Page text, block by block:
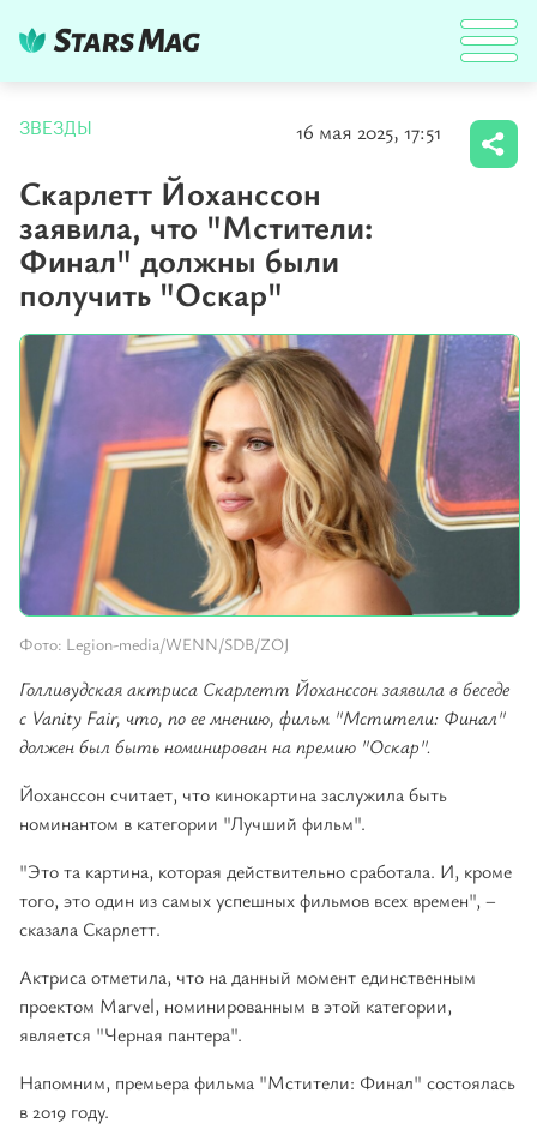
ЗВЕЗДЫ 16 мая 2025, 17:51
Скарлетт Йоханссон
заявила, что "Мстители:
Финал" должны были
получить "Оскар"
Фото: Legion-media/WENN/SDB/ZOJ
Голливудская актриса Скарлетт Йоханссон заявила в беседе
с Vanity Fair, что, по ее мнению, фильм "Мстители: Финал"
должен был быть номинирован на премию "Оскар".
Йоханссон считает, что кинокартина заслужила быть
номинантом в категории "Лучший фильм".
"Это та картина, которая действительно сработала. И, кроме
того, это один из самых успешных фильмов всех времен", –
сказала Скарлетт.
Актриса отметила, что на данный момент единственным
проектом Marvel, номинированным в этой категории,
является "Черная пантера".
Напомним, премьера фильма "Мстители: Финал" состоялась
в 2019 году.